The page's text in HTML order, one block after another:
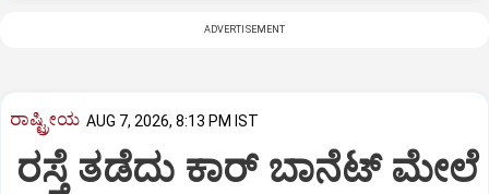
ADVERTISEMENT
ರಾಷ್ಟ್ರೀಯ AUG 7, 2026, 8:13 PM IST
ರಸ್ತೆ ತಡೆದು ಕಾರ್ ಬಾನೆಟ್ ಮೇಲೆ